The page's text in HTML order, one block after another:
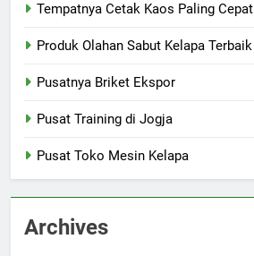
Tempatnya Cetak Kaos Paling Cepat
Produk Olahan Sabut Kelapa Terbaik
Pusatnya Briket Ekspor
Pusat Training di Jogja
Pusat Toko Mesin Kelapa
Archives